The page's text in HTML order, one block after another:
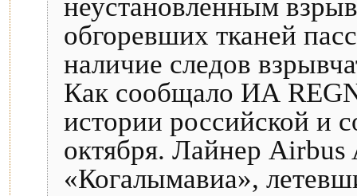
неустановленным
обгоревших тканей
наличие следов
Как сообщало ИА
истории российской и
октября. Лайнер
«Когалымавиа»,